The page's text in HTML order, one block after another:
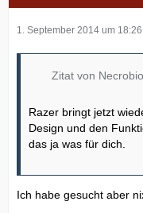
1. September 2014 um 18:26
Zitat von
Razer bringt jetzt
Design und den
das ja was für dich.
Ich habe gesucht aber